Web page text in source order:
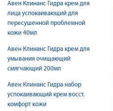
Авен Клинанс Гидра крем для
лица успокаивающий для
пересушенной проблемной
кожи 40мл
Авен Клинанс Гидра крем для
умывания очищающий
смягчающий 200мл
Авен Клинанс Гидра набор
успокаивающий крем восст.
комфорт кожи